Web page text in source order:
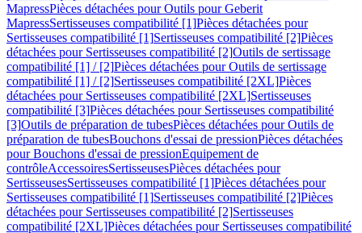
MapressPièces détachées pour Outils pour Geberit
MapressSertisseuses compatibilité [1]Pièces détachées pour
Sertisseuses compatibilité [1]Sertisseuses compatibilité [2]Pièces
détachées pour Sertisseuses compatibilité [2]Outils de sertissage
compatibilité [1] / [2]Pièces détachées pour Outils de sertissage
compatibilité [1] / [2]Sertisseuses compatibilité [2XL]Pièces
détachées pour Sertisseuses compatibilité [2XL]Sertisseuses
compatibilité [3]Pièces détachées pour Sertisseuses compatibilité
[3]Outils de préparation de tubesPièces détachées pour Outils de
préparation de tubesBouchons d'essai de pressionPièces détachées
pour Bouchons d'essai de pressionEquipement de
contrôleAccessoiresSertisseusesPièces détachées pour
SertisseusesSertisseuses compatibilité [1]Pièces détachées pour
Sertisseuses compatibilité [1]Sertisseuses compatibilité [2]Pièces
détachées pour Sertisseuses compatibilité [2]Sertisseuses
compatibilité [2XL]Pièces détachées pour Sertisseuses compatibilité